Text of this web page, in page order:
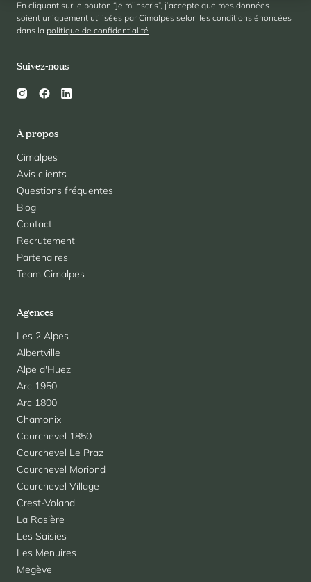
À propos
Cimalpes
Avis clients
Questions fréquentes
Blog
Contact
Recrutement
Partenaires
Team Cimalpes
Agences
Les 2 Alpes
Albertville
Alpe d'Huez
Arc 1950
Arc 1800
Chamonix
Courchevel 1850
Courchevel Le Praz
Courchevel Moriond
Courchevel Village
Crest-Voland
La Rosière
Les Saisies
Les Menuires
Megève
Suivez-nous
En cliquant sur le bouton “Je m’inscris”, j’accepte que mes données
soient uniquement utilisées par Cimalpes selon les conditions énoncées
dans la politique de confidentialité.